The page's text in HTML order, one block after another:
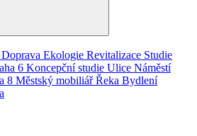
Doprava Ekologie Revitalizace Studie
6 Koncepční studie Ulice Náměstí
8 Městský mobiliářŘeka Bydlení